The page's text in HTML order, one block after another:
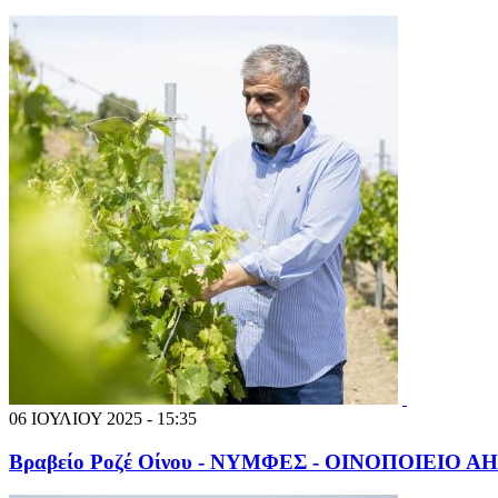
06 ΙΟΥΛΙΟΥ 2025 - 15:35
Βραβείο Ροζέ Οίνου - ΝΥΜΦΕΣ - ΟΙΝΟΠΟΙΕΙΟ